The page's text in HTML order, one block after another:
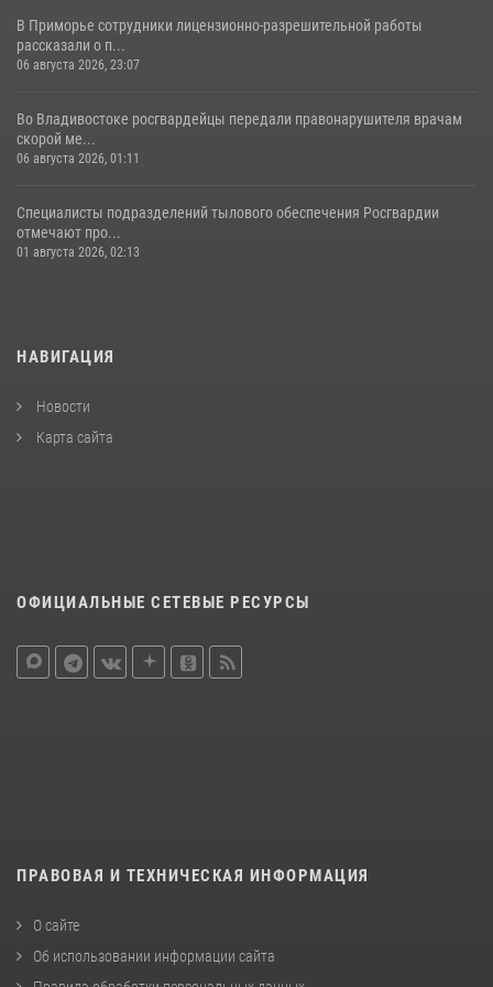
В Приморье сотрудники лицензионно-разрешительной работы
рассказали о п...
06 августа 2026, 23:07
Во Владивостоке росгвардейцы передали правонарушителя врачам
скорой ме...
06 августа 2026, 01:11
Специалисты подразделений тылового обеспечения Росгвардии
отмечают про...
01 августа 2026, 02:13
НАВИГАЦИЯ
Новости
Карта сайта
ОФИЦИАЛЬНЫЕ СЕТЕВЫЕ РЕСУРСЫ
ПРАВОВАЯ И ТЕХНИЧЕСКАЯ ИНФОРМАЦИЯ
О сайте
Об использовании информации сайта